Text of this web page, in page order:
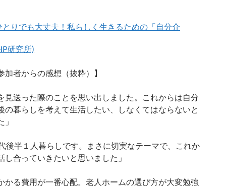
とりでも大丈夫！私らしく生きるための「自分介
研究所)
加者からの感想（抜粋）】
見送った際のことを思い出しました。これからは自分
の暮らしを考えて生活したい、しなくてはならないと
後半１人暮らしです。まさに切実なテーマで、これか
し合っていきたいと思いました」
かる費用が一番心配。老人ホームの選び方が大変勉強